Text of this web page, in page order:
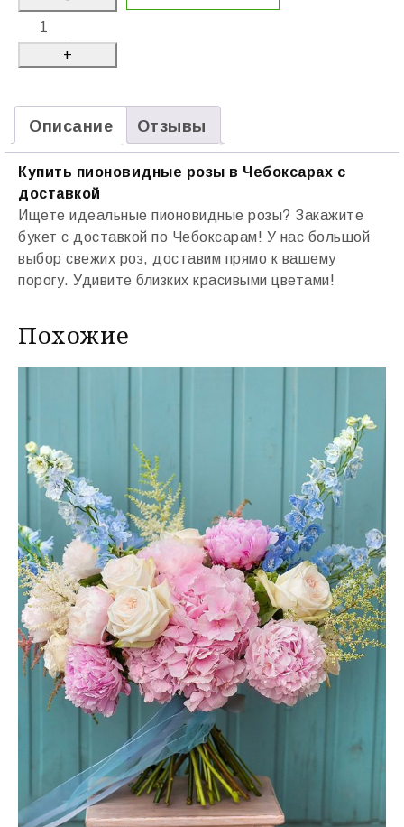
Описание Отзывы
Купить пионовидные розы в Чебоксарах с
доставкой
Ищете идеальные пионовидные розы? Закажите
букет с доставкой по Чебоксарам! У нас большой
выбор свежих роз, доставим прямо к вашему
порогу. Удивите близких красивыми цветами!
Похожие